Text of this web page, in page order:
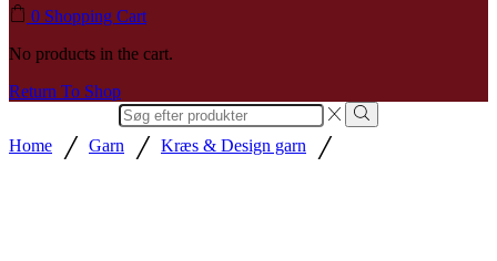
0 Shopping Cart
No products in the cart.
Return To Shop
Search
input
Home / Garn / Kræs & Design garn /